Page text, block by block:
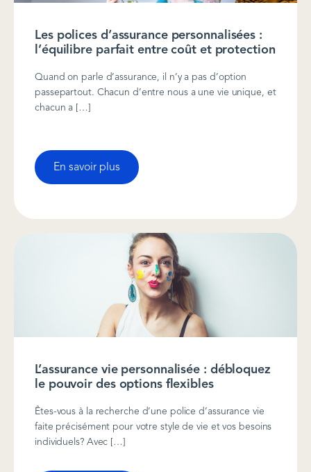
Les polices d’assurance personnalisées :
l’équilibre parfait entre coût et protection
Quand on parle d’assurance, il n’y a pas d’option
passepartout. Chacun d’entre nous a une vie unique, et
chacun a […]
En savoir plus
L’assurance vie personnalisée : débloquez
le pouvoir des options flexibles
Êtes-vous à la recherche d’une police d’assurance vie
faite précisément pour votre style de vie et vos besoins
individuels? Avec […]